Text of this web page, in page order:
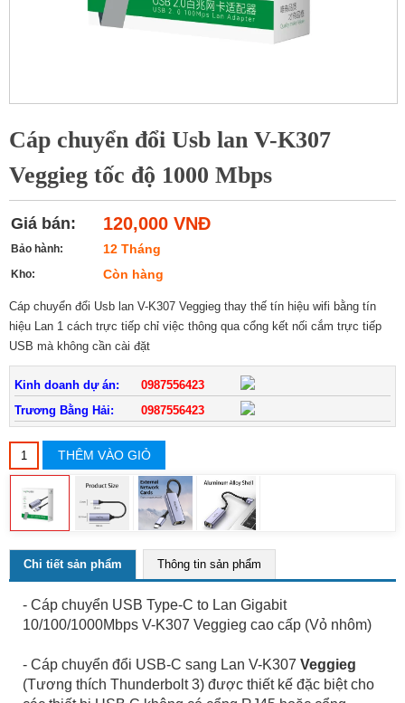
Cáp chuyển đổi Usb lan V-K307
Veggieg tốc độ 1000 Mbps
Giá bán: 120,000 VNĐ
Bảo hành: 12 Tháng
Kho: Còn hàng
Cáp chuyển đổi Usb lan V-K307 Veggieg thay thế tín hiệu wifi bằng tín
hiệu Lan 1 cách trực tiếp chỉ việc thông qua cổng kết nối cắm trực tiếp
USB mà không cần cài đặt
Kinh doanh dự án:
0987556423
Trương Bằng Hải:
0987556423
THÊM VÀO GIỎ
Chi tiết sản phẩm Thông tin sản phẩm
- Cáp chuyển USB Type-C to Lan Gigabit
10/100/1000Mbps V-K307 Veggieg cao cấp (Vỏ nhôm)
- Cáp chuyển đổi USB-C sang Lan V-K307 Veggieg
(Tương thích Thunderbolt 3) được thiết kế đặc biệt cho